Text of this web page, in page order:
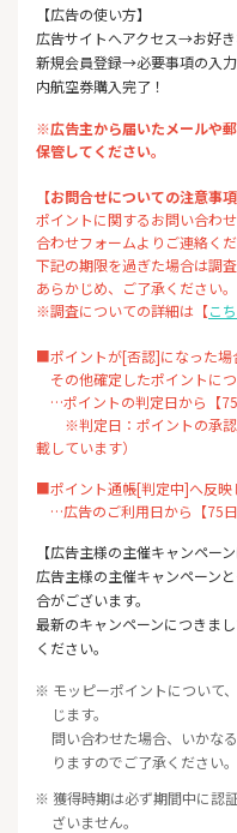
【広告の使い方】
広告サイトへアクセス→お好
新規会員登録→必要事項の
内航空券購入完了！
※広告主から届いたメールや
保管してください。
【お問合せについての注意事項
ポイントに関するお問い合わ
合わせフォームよりご連絡くだ
下記の期限を過ぎた場合は調
あらかじめ、ご了承ください。
※調査についての詳細は【こ
■ポイントが[否認]になった場
その他確定したポイントに
…ポイントの判定日から【75
※判定日：ポイントの承認/
載しています）
■ポイント通帳[判定中]へ反映
…広告のご利用日から【75日
【広告主様の主催キャンペーン
広告主様の主催キャンペーン
合がございます。
最新のキャンペーンにつきま
ください。
※ モッピーポイントについて
じます。
問い合わせた場合、いかな
りますのでご了承ください。
※ 獲得時期は必ず期間中に認
ざいません。